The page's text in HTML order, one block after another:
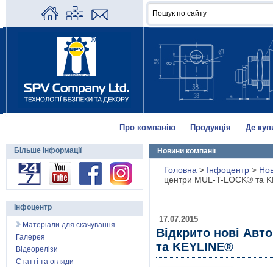
Про компанію Продукція Де
Новини компанії
Головна > Інфоцентр >
центри MUL-T-LOCK® та
17.07.2015
Відкрито нові
та KEYLINE®
Більше інформації
Інфоцентр
Матеріали для скачування
Галерея
Відеорелізи
Статті та огляди